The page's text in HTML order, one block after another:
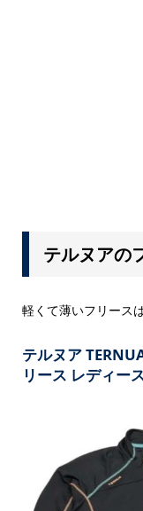
テルヌアの
軽くて薄いフリース
テルヌア
リース レディー